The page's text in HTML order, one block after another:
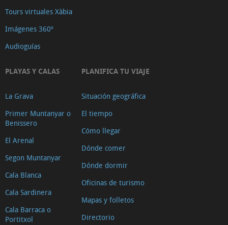
Tours virtuales Xàbia
Imágenes 360º
Audioguías
PLAYAS Y CALAS
La Grava
Primer Muntanyar o
Benissero
El Arenal
Segon Muntanyar
Cala Blanca
Cala Sardinera
Cala Barraca o
Portitxol
PLANIFICA TU VIAJE
Situación geográfica
El tiempo
Cómo llegar
Dónde comer
Dónde dormir
Oficinas de turismo
Mapas y folletos
Directorio